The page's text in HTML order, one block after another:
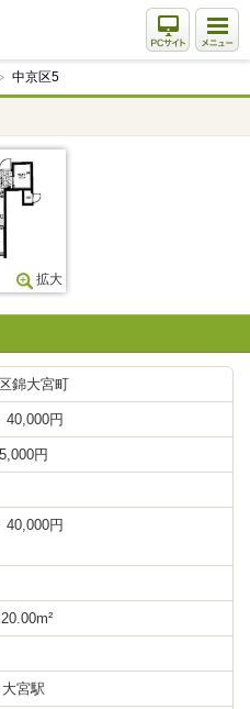
中京区5
拡大
錦大宮町
40,000円
円
40,000円
宮駅